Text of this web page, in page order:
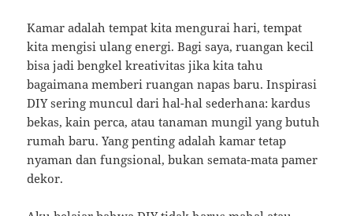
Kamar adalah tempat kita mengurai hari, tempat
kita mengisi ulang energi. Bagi saya, ruangan kecil
bisa jadi bengkel kreativitas jika kita tahu
bagaimana memberi ruangan napas baru. Inspirasi
DIY sering muncul dari hal-hal sederhana: kardus
bekas, kain perca, atau tanaman mungil yang butuh
rumah baru. Yang penting adalah kamar tetap
nyaman dan fungsional, bukan semata-mata pamer
dekor.